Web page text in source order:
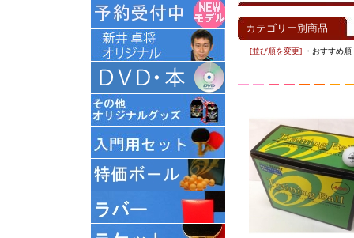
カテゴリー別商品
[並び順を変更] ・おすすめ順